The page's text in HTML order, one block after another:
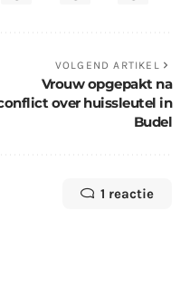
VOLGEND ARTIKEL
Vrouw opgepakt na
over huissleutel in
Budel
1 reactie